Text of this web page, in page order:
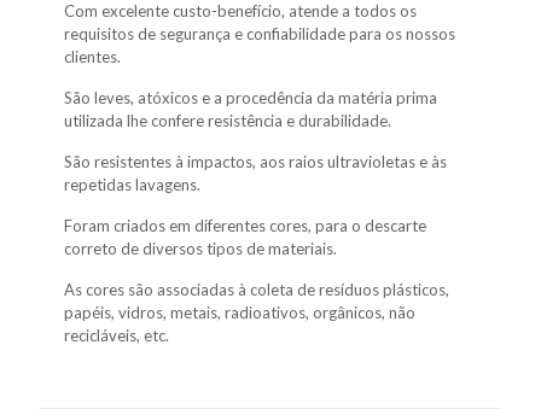
Com excelente custo-benefício, atende a todos os
requisitos de segurança e confiabilidade para os nossos
clientes.
São leves, atóxicos e a procedência da matéria prima
utilizada lhe confere resistência e durabilidade.
São resistentes à impactos, aos raios ultravioletas e às
repetidas lavagens.
Foram criados em diferentes cores, para o descarte
correto de diversos tipos de materiais.
As cores são associadas à coleta de resíduos plásticos,
papéis, vidros, metais, radioativos, orgânicos, não
recicláveis, etc.